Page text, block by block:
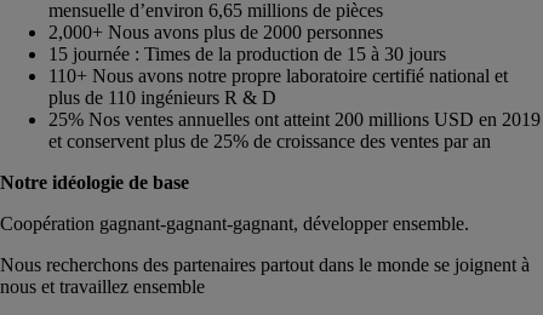
mensuelle d’environ 6,65 millions de pièces
2,000+ Nous avons plus de 2000 personnes
15 journée : Times de la production de 15 à 30 jours
110+ Nous avons notre propre laboratoire certifié national et
plus de 110 ingénieurs R & D
25% Nos ventes annuelles ont atteint 200 millions USD en 2019
et conservent plus de 25% de croissance des ventes par an
Notre idéologie de base
Coopération gagnant-gagnant-gagnant, développer ensemble.
Nous recherchons des partenaires partout dans le monde se joignent à
nous et travaillez ensemble